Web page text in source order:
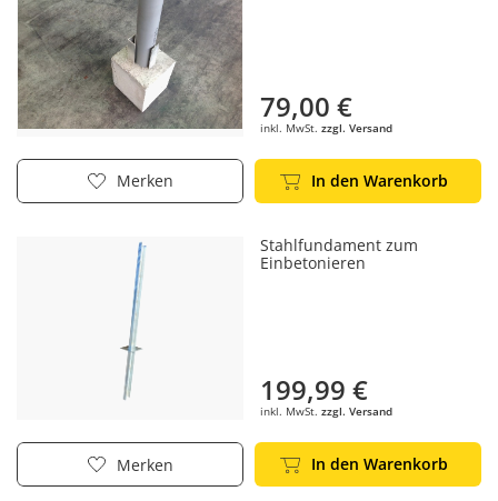
79,00 €
inkl. MwSt. zzgl. Versand
Merken In den Warenkorb
Stahlfundament zum
Einbetonieren
199,99 €
inkl. MwSt. zzgl. Versand
Merken In den Warenkorb